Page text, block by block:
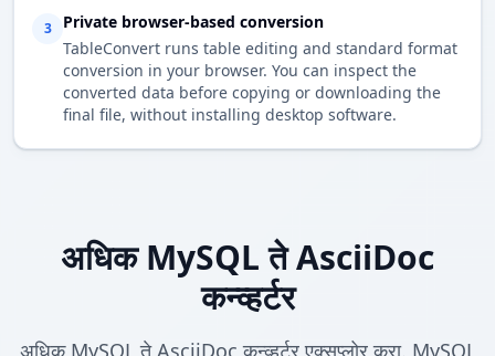
3
Private browser-based conversion
TableConvert runs table editing and standard format
conversion in your browser. You can inspect the
converted data before copying or downloading the
final file, without installing desktop software.
अधिक MySQL ते AsciiDoc
कन्व्हर्टर
अधिक MySQL ते AsciiDoc कन्व्हर्टर एक्सप्लोर करा. MySQL